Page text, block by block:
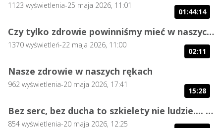
1123 wyświetlenia-25 maja 2026, 11:01
01:44:14
Czy tylko zdrowie powinniśmy mieć w naszych rękach?
1370 wyświetleń-22 maja 2026, 11:00
02:11
Nasze zdrowie w naszych rękach
962 wyświetlenia-20 maja 2026, 17:41
15:28
Bez serc, bez ducha to szkielety nie ludzie.... cz.2
854 wyświetlenia-20 maja 2026, 12:25